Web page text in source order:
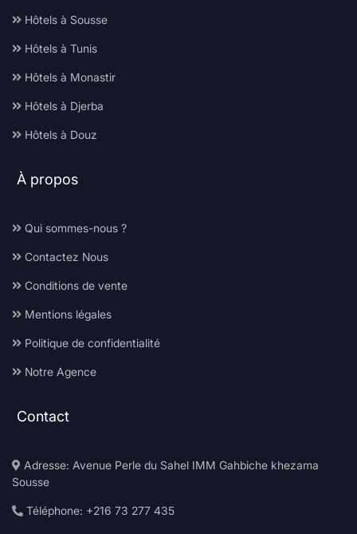
Hôtels à Sousse
Hôtels à Tunis
Hôtels à Monastir
Hôtels à Djerba
Hôtels à Douz
À propos
Qui sommes-nous ?
Contactez Nous
Conditions de vente
Mentions légales
Politique de confidentialité
Notre Agence
Contact
Adresse: Avenue Perle du Sahel IMM Gahbiche khezama
Sousse
Téléphone: +216 73 277 435